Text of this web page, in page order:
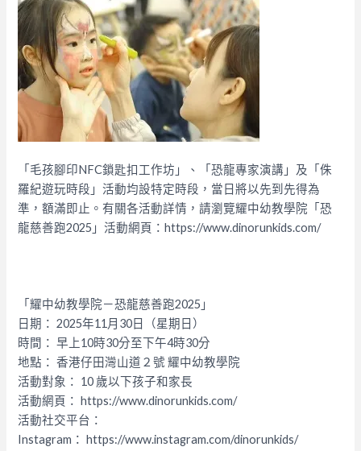
「毛孩腳印NFC鎖匙扣工作坊」、「恐龍專家演講」及「侏
羅紀遊玩時段」活動均設特定時段，當日將以先到先得為
準，額滿即止。有關各活動詳情，請瀏覽耀中幼教學院「恐
龍慈善跑2025」活動網頁：https://www.dinorunkids.com/
「耀中幼教學院－恐龍慈善跑2025」
日期： 2025年11月30日（星期日）
時間： 早上10時30分至下午4時30分
地點： 香港仔田灣山道２號 耀中幼教學院
活動對象： 10 歲以下孩子和家長
活動網頁： https://www.dinorunkids.com/
活動社交平台：
Instagram： https://www.instagram.com/dinorunkids/